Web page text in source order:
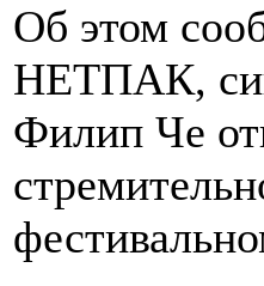
Об этом
НЕТПАК,
Филип Че